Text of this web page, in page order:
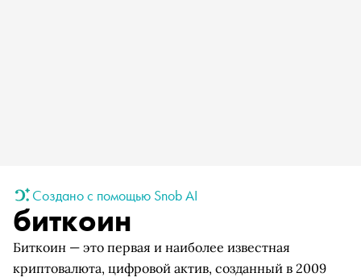
Создано с помощью Snob AI
биткоин
Биткоин — это первая и наиболее известная
криптовалюта, цифровой актив, созданный в 2009